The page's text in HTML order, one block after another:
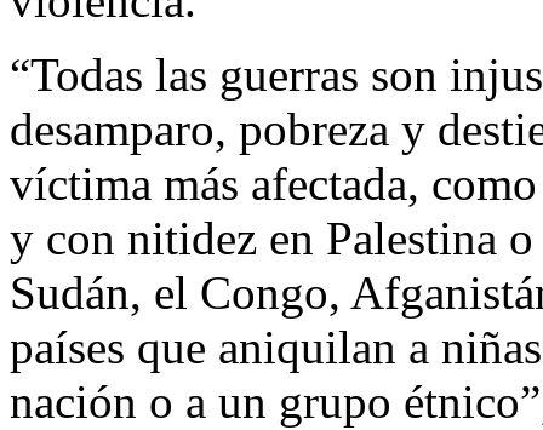
“Todas las guerras son
desamparo, pobreza y
víctima más afectada,
y con nitidez en Palestina
Sudán, el Congo,
países que aniquilan a
nación o a un grupo